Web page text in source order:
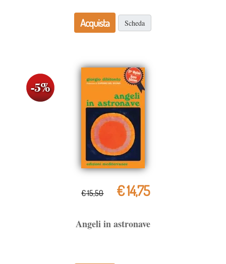
Acquista Scheda
€ 15,50 € 14,75
Angeli in astronave